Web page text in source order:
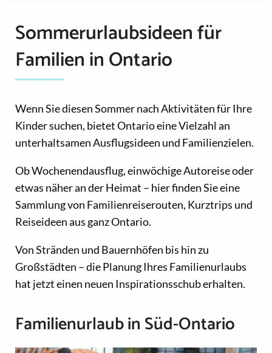
Sommerurlaubsideen für
Familien in Ontario
Wenn Sie diesen Sommer nach Aktivitäten für Ihre
Kinder suchen, bietet Ontario eine Vielzahl an
unterhaltsamen Ausflugsideen und Familienzielen.
Ob Wochenendausflug, einwöchige Autoreise oder
etwas näher an der Heimat – hier finden Sie eine
Sammlung von Familienreiserouten, Kurztrips und
Reiseideen aus ganz Ontario.
Von Stränden und Bauernhöfen bis hin zu
Großstädten – die Planung Ihres Familienurlaubs
hat jetzt einen neuen Inspirationsschub erhalten.
Familienurlaub in Süd-Ontario